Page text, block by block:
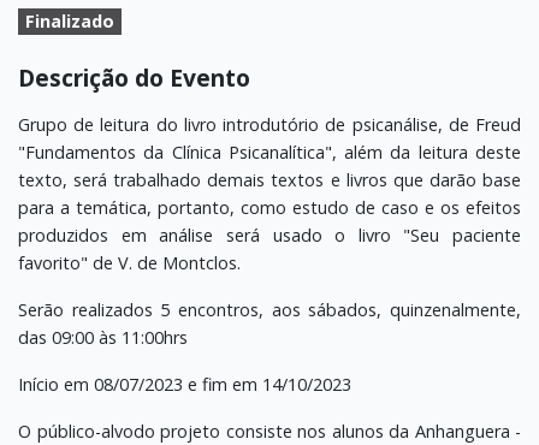
Finalizado
Descrição do Evento
Grupo de leitura do livro introdutório de psicanálise, de Freud
"Fundamentos da Clínica Psicanalítica", além da leitura deste
texto, será trabalhado demais textos e livros que darão base
para a temática, portanto, como estudo de caso e os efeitos
produzidos em análise será usado o livro "Seu paciente
favorito" de V. de Montclos.
Serão realizados 5 encontros, aos sábados, quinzenalmente,
das 09:00 às 11:00hrs
Início em 08/07/2023 e fim em 14/10/2023
O público-alvodo projeto consiste nos alunos da Anhanguera -